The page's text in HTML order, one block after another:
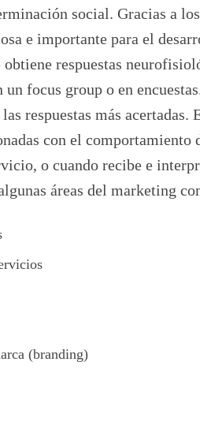
social. Gracias a
e importante para el
respuestas
focus group o en
respuestas más
con el comportamiento
o cuando recibe e
áreas del marketing
(branding)